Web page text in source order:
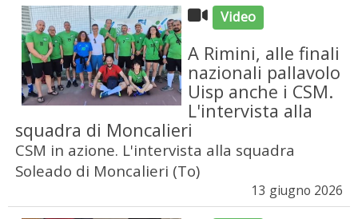
Video
A Rimini, alle finali
nazionali pallavolo
Uisp anche i CSM.
L'intervista alla
squadra di Moncalieri
CSM in azione. L'intervista alla squadra
Soleado di Moncalieri (To)
13 giugno 2026